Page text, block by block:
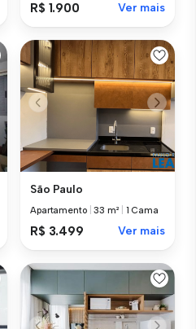
R$ 1.900 Ver mais
São Paulo
Apartamento |33 m² 1 Cama
R$ 3.499 Ver mais